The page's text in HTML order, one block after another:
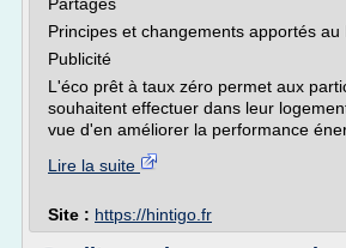
Principes et changements apportés au
Publicité
L'éco prêt à taux zéro permet aux
souhaitent effectuer dans leur
vue d'en améliorer la performance
Lire la suite
Site : https://hintigo.fr